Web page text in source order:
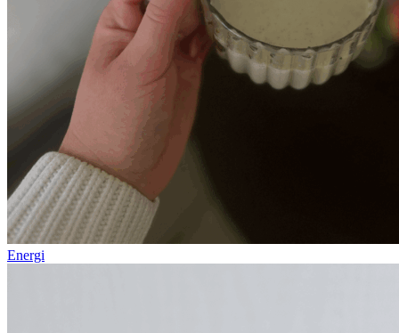
Energi